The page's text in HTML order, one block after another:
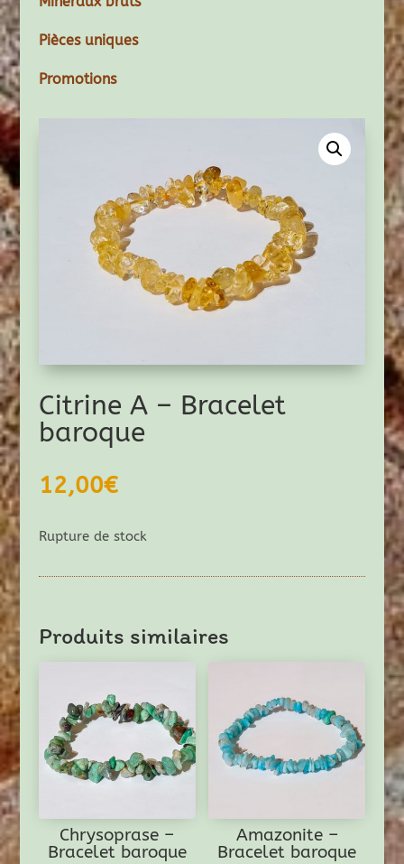
Pièces uniques
Promotions
Citrine A – Bracelet
baroque
12,00€
Rupture de stock
Produits similaires
Chrysoprase –
Bracelet baroque
Amazonite –
Bracelet baroque